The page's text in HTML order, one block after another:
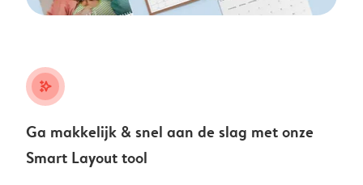
stars_plus
Ga makkelijk & snel aan de slag met onze
Smart Layout tool